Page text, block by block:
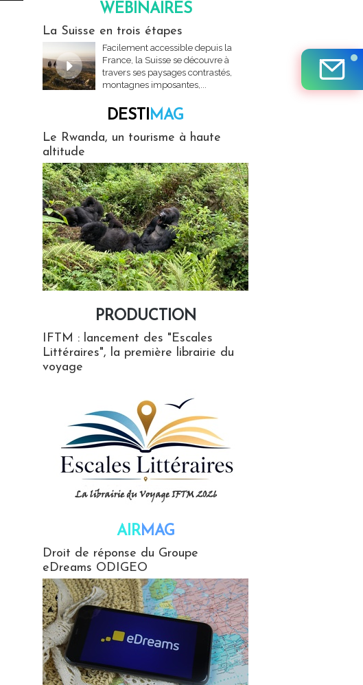
WEBINAIRES
La Suisse en trois étapes
Facilement accessible depuis la
France, la Suisse se découvre à
travers ses paysages contrastés,
montagnes imposantes,...
DESTIMAG
Le Rwanda, un tourisme à haute
altitude
PRODUCTION
IFTM : lancement des "Escales
Littéraires", la première librairie du
voyage
AIRMAG
Droit de réponse du Groupe
eDreams ODIGEO